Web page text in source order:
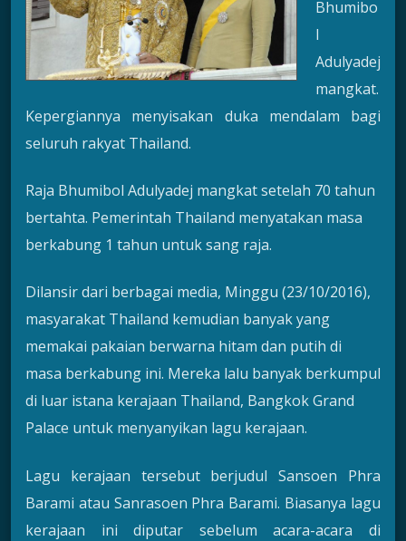
Bhumibo
l
Adulyadej
mangkat.
Kepergiannya menyisakan duka mendalam bagi
seluruh rakyat Thailand.
Raja Bhumibol Adulyadej mangkat setelah 70 tahun
bertahta. Pemerintah Thailand menyatakan masa
berkabung 1 tahun untuk sang raja.
Dilansir dari berbagai media, Minggu (23/10/2016),
masyarakat Thailand kemudian banyak yang
memakai pakaian berwarna hitam dan putih di
masa berkabung ini. Mereka lalu banyak berkumpul
di luar istana kerajaan Thailand, Bangkok Grand
Palace untuk menyanyikan lagu kerajaan.
Lagu kerajaan tersebut berjudul Sansoen Phra
Barami atau Sanrasoen Phra Barami. Biasanya lagu
kerajaan ini diputar sebelum acara-acara di